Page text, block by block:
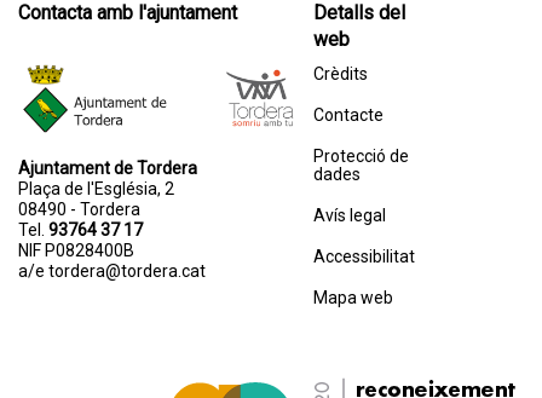
Contacta amb l'ajuntament
Ajuntament de Tordera
Plaça de l'Església, 2
08490 - Tordera
Tel. 93764 37 17
NIF P0828400B
a/e tordera@tordera.cat
Detalls del
web
Crèdits
Contacte
Protecció de
dades
Avís legal
Accessibilitat
Mapa web